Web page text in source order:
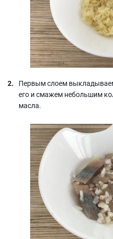
Первым слоем
его и смажем небольшим
масла.